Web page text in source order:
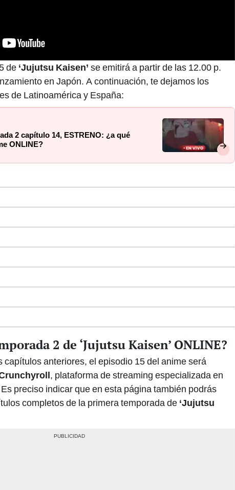
de ‘Jujutsu Kaisen’ se emitirá a partir de las 12.00 p.
en Japón. A continuación, te dejamos los
de Latinoamérica y España:
2 capítulo 14, ESTRENO: ¿a qué
ONLINE?
2 de ‘Jujutsu Kaisen’ ONLINE?
capítulos anteriores, el episodio 15 del anime será
, plataforma de streaming especializada en
preciso indicar que en esta página también podrás
completos de la primera temporada de ‘Jujutsu